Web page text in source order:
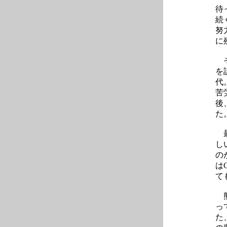
待
続
努
に
を
代
苦
後
た
し
の
は
て
っ
た